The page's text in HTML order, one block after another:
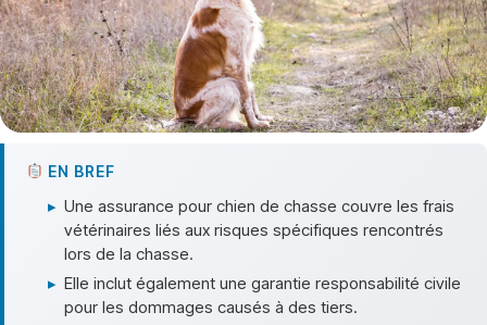
EN BREF
▸ Une assurance pour chien de chasse couvre les frais
vétérinaires liés aux risques spécifiques rencontrés
lors de la chasse.
▸ Elle inclut également une garantie responsabilité civile
pour les dommages causés à des tiers.